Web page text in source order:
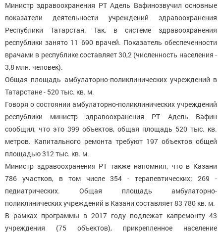
Министр здравоохранения РТ Адель Вафинозвучил основные
показатели деятельности учреждений здравоохранения
Республики Татарстан. Так, в системе здравоохранения
республики занято 11 690 врачей. Показатель обеспеченности
врачами в республике составляет 30,2 (численность населения -
3,8 млн. человек).
Общая площадь амбулаторно-поликлинических учреждений в
Татарстане - 520 тыс. кв. м.
Говоря о состоянии амбулаторно-поликлинических учреждений
республики министр здравоохранения РТ Адель Вафин
сообщил, что это 399 объектов, общая площадь 520 тыс. кв.
метров. Капитального ремонта требуют 197 объектов общей
площадью 312 тыс. кв. м.
Министр здравоохранения РТ также напомнил, что в Казани
786 участков, в том числе 354 - терапевтических; 269 -
педиатрических. Общая площадь амбулаторно-
поликлинических учреждений в Казани составляет 83 780 кв. м.
В рамках программы в 2017 году подлежат капремонту 43
учреждения (75 объектов), прикрепленное население